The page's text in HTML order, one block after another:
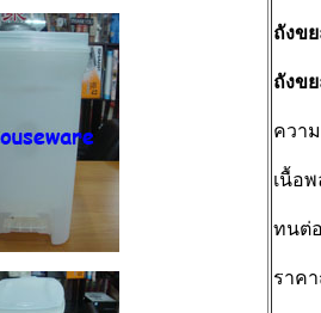
ถังข
ถังข
ควา
เนื้อ
ทนต่
ราค